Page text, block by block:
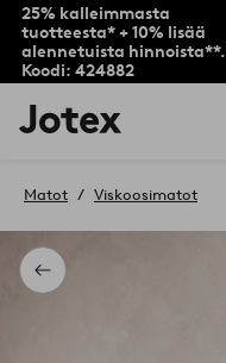
25% kalleimmasta
tuotteesta* + 10% lisää
alennetuista hinnoista**.
Koodi: 424882
Jotex-
logo
aloitussivulle
Takaisin
Matot Viskoosimatot